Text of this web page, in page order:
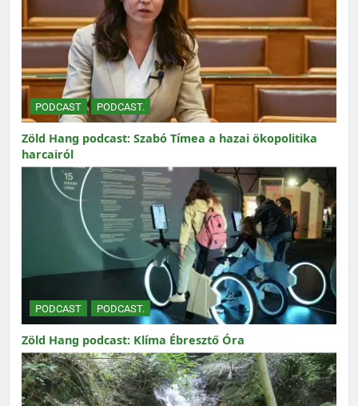
PODCAST PODCAST.
Zöld Hang podcast: Szabó Tímea a hazai ökopolitika
harcairól
PODCAST PODCAST.
Zöld Hang podcast: Klíma Ébresztő Óra